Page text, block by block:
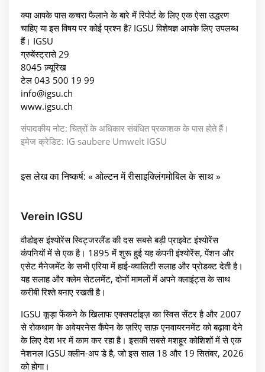
क्या आपके पास कचरा फैलाने के बारे में रिपोर्ट के लिए एक ऐसा उद्धरण
चाहिए या इस विषय पर कोई प्रश्न है? IGSU विशेषज्ञ आपके लिए उपलब्ध
हैं। IGSU
ग्रुबेंस्ट्रासे 29
8045 ज़्यूरिख
टेल 043 500 19 99
info@igsu.ch
www.igsu.ch
संपादकीय नोट: चित्रों के अधिकार संबंधित प्रकाशक के पास होते हैं।
इमेज क्रेडिट: IG saubere Umwelt IGSU
इस लेख का निष्कर्ष: « ओल्टन में रीसाइक्लिंगमोबिल के साथ »
Verein IGSU
वौडोइस इंश्योरेंस स्विट्जरलैंड की दस सबसे बड़ी प्राइवेट इंश्योरेंस
कंपनियों में से एक है। 1895 में शुरू हुई यह कंपनी इंश्योरेंस, पेंशन और
एसेट मैनेजमेंट के सभी एरिया में हाई-क्वालिटी सलाह और प्रोडक्ट देती है।
यह सलाह और क्लेम सेटलमेंट, दोनों मामलों में अपने क्लाइंट्स के साथ
करीबी रिश्ते बनाए रखती है।
IGSU कूड़ा फेंकने के खिलाफ एक्सपर्टाइज़ का स्विस सेंटर है और 2007
से रोकथाम के अवेयरनेस कैंपेन के ज़रिए साफ़ एनवायरनमेंट को बढ़ावा देने
के लिए देश भर में काम कर रहा है। इसकी सबसे मशहूर कोशिशों में से एक
नेशनल IGSU क्लीन-अप डे है, जो इस साल 18 और 19 सितंबर, 2026
को होगा।